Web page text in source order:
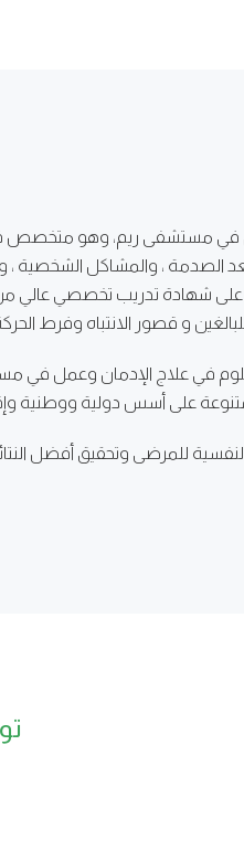
في مستشفى ريم، وهو متخصص
الصدمة ، والمشاكل الشخصية
على شهادة تدريب تخصصي
و قصور الانتباه وفرط
في علاج الإدمان وعمل في
على أسس دولية ووطنية
للمرضى وتحقيق أفضل